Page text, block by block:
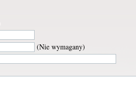
(Nie wymagany)